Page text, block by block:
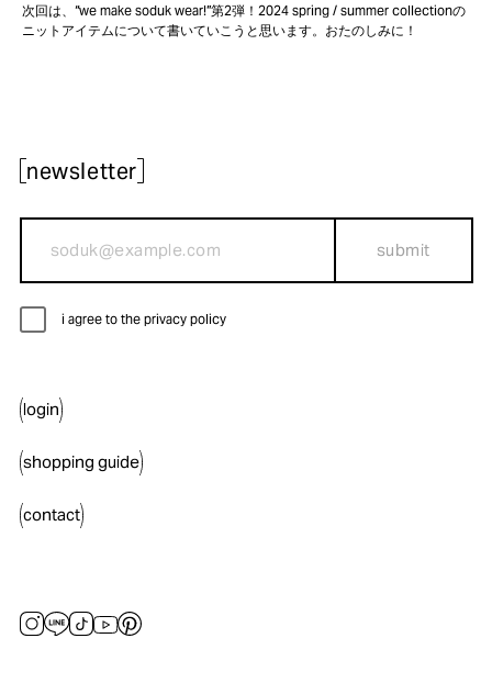
次回は、“we make soduk wear!”第2弾！2024 spring / summer collectionの
ニットアイテムについて書いていこうと思います。おたのしみに！
login
shopping guide
contact
newsletter
submit
i agree to the privacy policy